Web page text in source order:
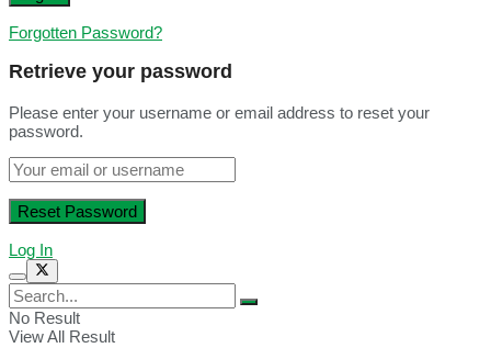
Forgotten Password?
Retrieve your password
Please enter your username or email address to reset your
password.
Log In
No Result
View All Result